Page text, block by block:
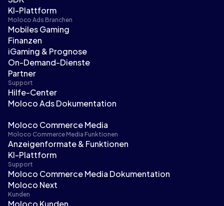
KI-Plattform
Moloco Ads Branchen
Mobiles Gaming
Finanzen
iGaming & Prognose
On-Demand-Dienste
Partner
Support
Hilfe-Center
Moloco Ads Dokumentation
Moloco Commerce Media
Moloco Commerce Media Funktionen
Anzeigenformate & Funktionen
KI-Plattform
Support
Moloco Commerce Media Dokumentation
Moloco Next
Kunden
Moloco Kunden